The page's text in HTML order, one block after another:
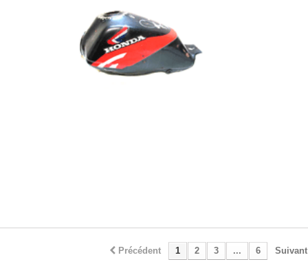
Précédent 1 2 3 ... 6 Suivant